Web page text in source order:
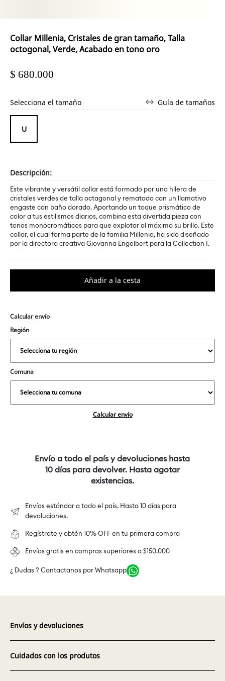
Collar Millenia, Cristales de gran tamaño, Talla
octogonal, Verde, Acabado en tono oro
$ 680.000
Selecciona el tamaño Guía de tamaños
Descripción:
Este vibrante y versátil collar está formado por una hilera de
cristales verdes de talla octagonal y rematado con un llamativo
engaste con baño dorado. Aportando un toque prismático de
color a tus estilismos diarios, combina esta divertida pieza con
tonos monocromáticos para que explotar al máximo su brillo. Este
collar, el cual forma parte de la familia Millenia, ha sido diseñado
por la directora creativa Giovanna Engelbert para la Collection I.
Calcular envío
Región
Comuna
Calcular envío
Envío a todo el país y devoluciones hasta
10 días para devolver. Hasta agotar
existencias.
Envíos estándar a todo el país. Hasta 10 días para
devoluciones.
Regístrate y obtén 10% OFF en tu primera compra
Envíos gratis en compras superiores a $150.000
¿ Dudas ? Contactanos por Whatsapp
Envíos y devoluciones
Cuidados con los produtos